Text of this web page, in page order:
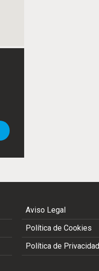
Aviso Legal
Política de Cookies
Política de Privacidad